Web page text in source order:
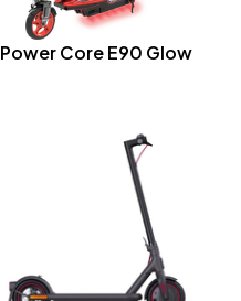
Power Core E90 Glow